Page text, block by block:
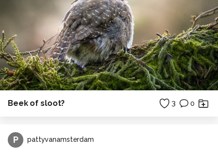
Beek of sloot? 3 0
P pattyvanamsterdam